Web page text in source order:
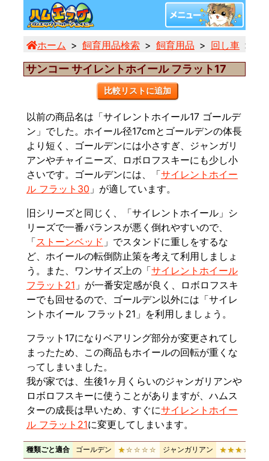
ホーム 飼育用品検索 飼育用品 回し車
サンコー サイレントホイール フラット17
比較リストに追加
以前の商品名は「サイレントホイール17 ゴールデ
ン」でした。ホイール径17cmとゴールデンの体長
より短く、ゴールデンには小さすぎ、ジャンガリ
アンやチャイニーズ、ロボロフスキーにも少し小
さいです。ゴールデンには、「サイレントホイー
ル フラット30 」が適しています。
旧シリーズと同じく、「サイレントホイール」シ
リーズで一番バランスが悪く倒れやすいので、
「ストーンベッド 」でスタンドに重しをするな
ど、ホイールの転倒防止策を考えて利用しましょ
う。また、ワンサイズ上の「サイレントホイール
フラット21 」が一番安定感が良く、ロボロフスキ
ーでも回せるので、ゴールデン以外には「サイレ
ントホイール フラット21」を利用しましょう。
フラット17になりベアリング部分が変更されてし
まったため、この商品もホイールの回転が重くな
ってしまいました。
我が家では、生後1ヶ月くらいのジャンガリアンや
ロボロフスキーに使うことがありますが、ハムス
ターの成長は早いため、すぐにサイレントホイー
ル フラット21に変更してしまいます。
種類ごと適合 ゴールデン ★☆☆☆☆ ジャンガリアン ★★★☆☆